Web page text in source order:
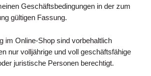
Geschäftsbedingungen in der zum
gültigen Fassung.
im Online-Shop sind vorbehaltlich
nur volljährige und voll geschäftsfähige
juristische Personen berechtigt.